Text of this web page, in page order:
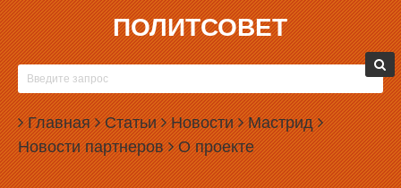
ПОЛИТСОВЕТ
Главная Статьи Новости Мастрид
Новости партнеров О проекте
29.10.2018, 16:05
СВЕРДЛОВСКОЕ ПРАВИТЕЛЬСТВО ЖДЕТ
ДАЛЬНЕЙШЕЙ УБЫЛИ НАСЕЛЕНИЯ
Численность населения Свердловской области в ближайшие три
года расти не будет — а, скорее всего, наоборот, продолжит
сокращаться.